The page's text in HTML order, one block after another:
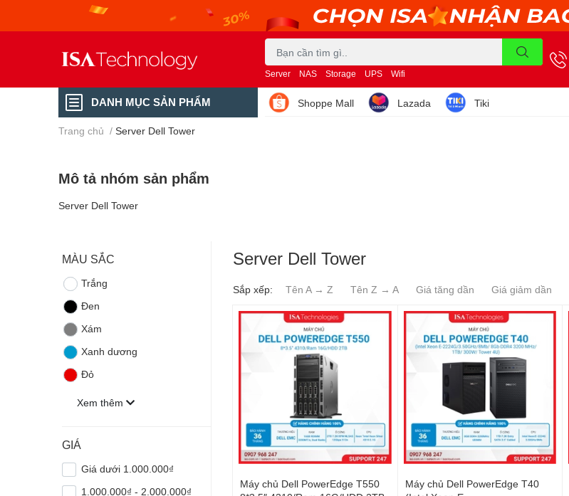
Server NAS Storage UPS Wifi
DANH MỤC SẢN PHẨM Shoppe Mall Lazada Tiki
Trang chủ / Server Dell Tower
Mô tả nhóm sản phẩm
Server Dell Tower
MÀU SẮC
Trắng
Đen
Xám
Xanh dương
Đỏ
Xem thêm
GIÁ
Giá dưới 1.000.000₫
1.000.000₫ - 2.000.000₫
Server Dell Tower
Sắp xếp: Tên A → Z Tên Z → A Giá tăng dần Giá giảm dần
Máy chủ Dell PowerEdge T550
Máy chủ Dell PowerEdge T40